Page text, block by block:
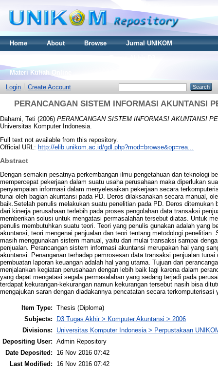
Home About Browse
Jurnal UNIKOM
Materi Kuliah Online
Login
Create Account
PERANCANGAN SISTEM INFORMASI AKUNTANSI
Daharni, Teti (2006) PERANCANGAN SISTEM INFORMASI AKUNTANSI
Universitas Komputer Indonesia.
Full text not available from this repository.
Official URL: http://elib.unikom.ac.id/gdl.php?mod=browse&op=rea...
Abstract
Dengan semakin pesatnya perkembangan ilmu pengetahuan dan teknologi
mempercepat pekerjaan dalam suatu usaha perusahaan maka diperlukan
penyampaian informasi dalam menyelesaikan pekerjaan secara
tunai oleh bagian akuntansi pada PD. Deros dilaksanakan secara manual,
baik.Setelah penulis melakukan suatu penelitian pada PD. Deros ditemukan
dari kinerja perusahaan terlebih pada proses pengolahan data transaksi
memberikan solusi untuk mengatasi permasalahan tersebut diatas. Untuk
penulis membutuhkan suatu teori. Teori yang penulis gunakan adalah yang
akuntansi, teori mengenai penjualan dan teori tentang metodologi
masih menggunakan sistem manual, yaitu dari mulai transaksi sampai
penjualan. Perancangan sistem informasi akuntansi merupakan hal yang
akuntansi. Penanganan terhadap pemrosesan data transaksi penjualan
pembuatan laporan keuangan adalah hal yang utama. Tujuan dari
menjalankan kegiatan perusahaan dengan lebih baik lagi karena dalam
yang dapat mengatasi segala permasalahan yang sedang terjadi pada
terdapat kekurangan-kekurangan namun kekurangan tersebut nasih bisa
mengajukan saran dengan diadakannya pencatatan secara
Item Type: Thesis (Diploma)
Subjects:
D3 Tugas Akhir > Komputer Akuntansi > 2006
Divisions:
Universitas Komputer Indonesia > Perpustakaan
Depositing User: Admin Repository
Date Deposited:
16 Nov 2016 07:42
Last Modified:
16 Nov 2016 07:42